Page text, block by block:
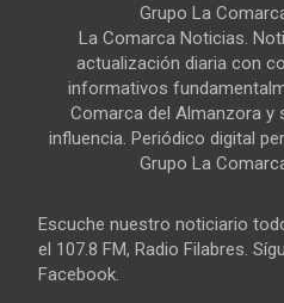
Grupo La
La Comarca Noticias.
actualización diaria con
informativos
Comarca del Almanzora y
influencia. Periódico digital
Grupo La
Escuche nuestro noticiario
el 107.8 FM, Radio Filabres.
Facebook.